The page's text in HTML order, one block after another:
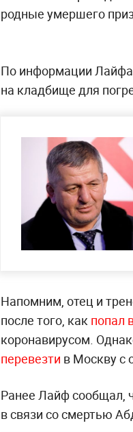
родные умершего
По информации
на кладбище для
Напомним, отец и
после того, как попал
коронавирусом.
перевезти в Москву с
Ранее Лайф сообщал,
в связи со смертью